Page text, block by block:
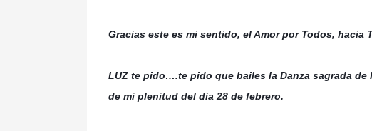
Gracias este es mi sentido, el Amor por Todos, hacia
LUZ te pido….te pido que bailes la Danza sagrada de
de mi plenitud del día 28 de febrero.